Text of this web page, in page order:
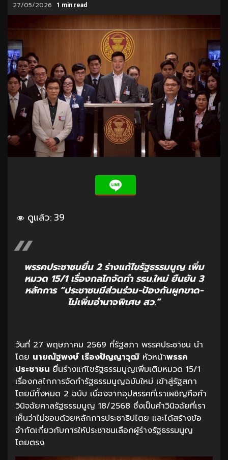
27/05/2026 1 min read
ดูแล้ว:39
พรรคประชาชนยื่น 2 ร่างแก้ไขรัฐธรรมนูญ เพิ่ม
หมวด 15/1 เรื่องกลไกจัดทำ รธน.ใหม่ ยืนยัน 3
หลักการ “ประชาชนมีส่วนร่วม-ป้องกันผูกขาด-
ไม่เพิ่มอำนาจพิเศษ สว.”
วันที่ 27 พฤษภาคม 2569 ที่รัฐสภา พรรคประชาชน นำ
โดย นายณัฐพงษ์ เรืองปัญญาวุฒิ หัวหน้าพรรค
ประชาชน ยื่นร่างแก้ไขรัฐธรรมนูญเพิ่มเติมหมวด 15/1
เรื่องกลไกการจัดทำรัฐธรรมนูญฉบับใหม่ เข้าสู่รัฐสภา
โดยมีทั้งหมด 2 ฉบับ เนื่องจากอุปสรรคที่เราเผชิญคือคำ
วินิจฉัยศาลรัฐธรรมนูญ 18/2568 ซึ่งเป็นคำวินิจฉัยที่เรา
เห็นว่าไม่ชอบด้วยหลักการประชาธิปไตย และได้สร้างข้อ
จำกัดเกี่ยวกับการให้ประชาชนเลือกผู้ร่างรัฐธรรมนูญ
โดยตรง